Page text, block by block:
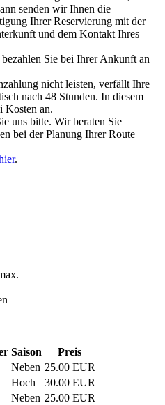
senden wir Ihnen die
Ihrer Reservierung mit der
und dem Kontakt Ihres
Sie bei Ihrer Ankunft an
nicht leisten, verfällt Ihre
nach 48 Stunden. In diesem
Kosten an.
uns bitte. Wir beraten Sie
bei der Planung Ihrer Route
.
Saison
Preis
Neben 25.00 EUR
Hoch
30.00 EUR
Neben 25.00 EUR